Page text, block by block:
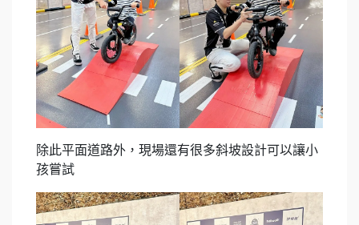
除此平面道路外，現場還有很多斜坡設計可以讓小
孩嘗試